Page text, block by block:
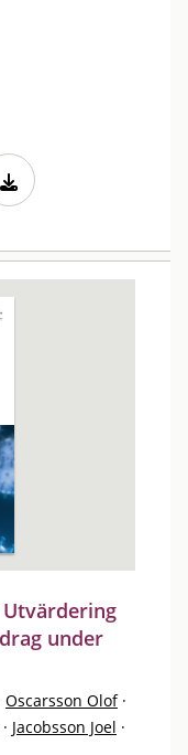
under
Oscarsson Olof ·
· Jacobsson Joel ·